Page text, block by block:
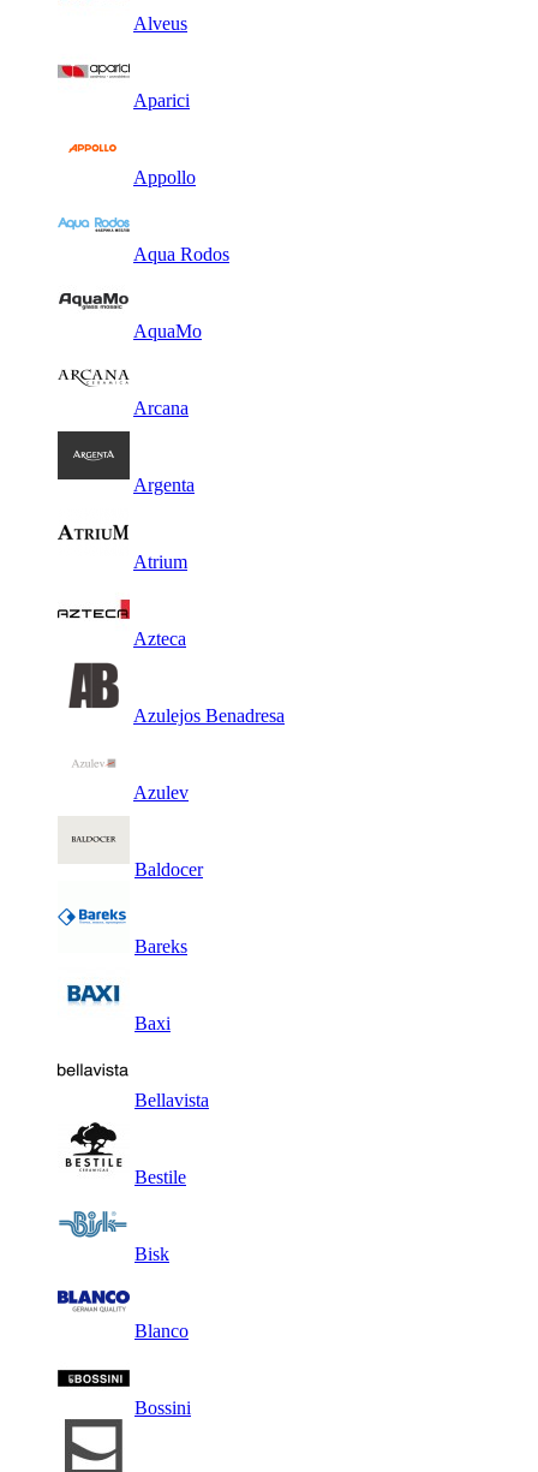
Alveus
Aparici
Appollo
Aqua Rodos
AquaMo
Arcana
Argenta
Atrium
Azteca
Azulejos Benadresa
Azulev
Baldocer
Bareks
Baxi
Bellavista
Bestile
Bisk
Blanco
Bossini